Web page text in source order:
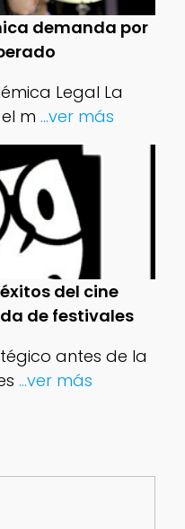
demanda por
Legal La
m ...ver más
del cine
de festivales
antes de la
...ver más